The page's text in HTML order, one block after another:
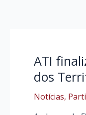
ATI
dos
Notícias,